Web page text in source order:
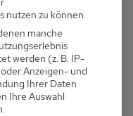
nutzen zu können.
manche
werden (z. B. IP-
Anzeigen- und
Ihrer Daten
Ihre Auswahl